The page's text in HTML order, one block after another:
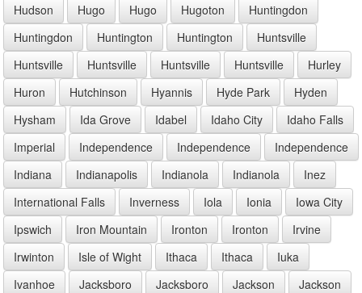
Hudson
Hugo Hugo Hugoton
Huntingdon
Huntingdon
Huntington Huntington
Huntsville
Huntsville
Huntsville Huntsville Huntsville
Hurley
Huron
Hutchinson Hyannis Hyde Park
Hyden
Hysham
Ida Grove Idabel Idaho City
Idaho Falls
Imperial
Independence Independence
Independence
Indiana
Indianapolis Indianola Indianola
Inez
International Falls
Inverness Iola Ionia
Iowa City
Ipswich
Iron Mountain Ironton Ironton
Irvine
Irwinton
Isle of Wight Ithaca Ithaca
Iuka
Ivanhoe
Jacksboro Jacksboro Jackson
Jackson